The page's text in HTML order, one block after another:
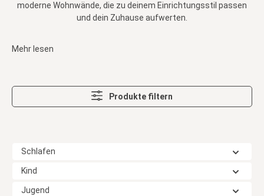
moderne Wohnwände, die zu deinem Einrichtungsstil passen
und dein Zuhause aufwerten.
Mehr lesen
Produkte filtern
Schlafen
Kind
Jugend